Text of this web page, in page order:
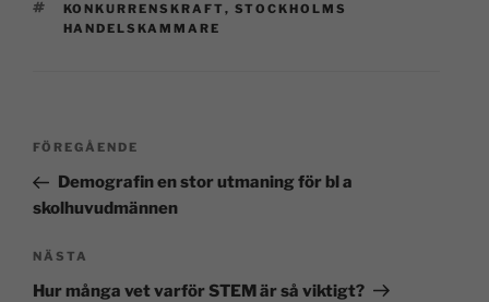
KONKURRENSKRAFT , STOCKHOLMS
HANDELSKAMMARE
FÖREGÅENDE
Demografin en stor utmaning för bl a
skolhuvudmännen
NÄSTA
Hur många vet varför STEM är så viktigt?